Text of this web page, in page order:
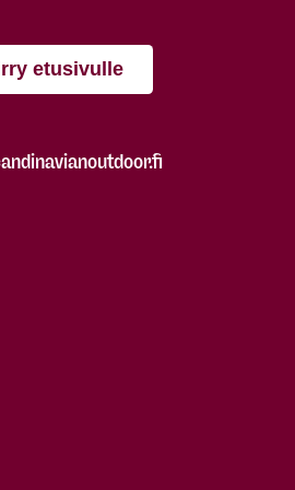
etusivulle